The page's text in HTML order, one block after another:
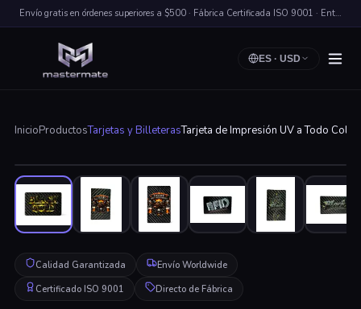
Envío gratis en órdenes superiores a $500 · Fábrica Certificada ISO 9001 · Entrega Rápida a Nivel Mundial
ES· USD
InicioProductosTarjetas y BilleterasTarjeta de Impresión UV a Todo
Calidad Garantizada
Envío Worldwide
Certificado ISO 9001
Directo de Fábrica